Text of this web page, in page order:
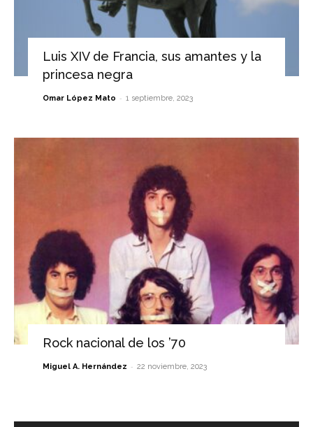
Luis XIV de Francia, sus amantes y la
princesa negra
Omar López Mato - 1 septiembre, 2023
Rock nacional de los ’70
Miguel A. Hernández - 22 noviembre, 2023